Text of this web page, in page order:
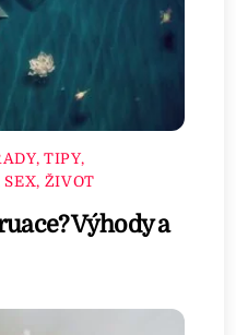
TIPY,
SEX, ŽIVOT
Výhody a